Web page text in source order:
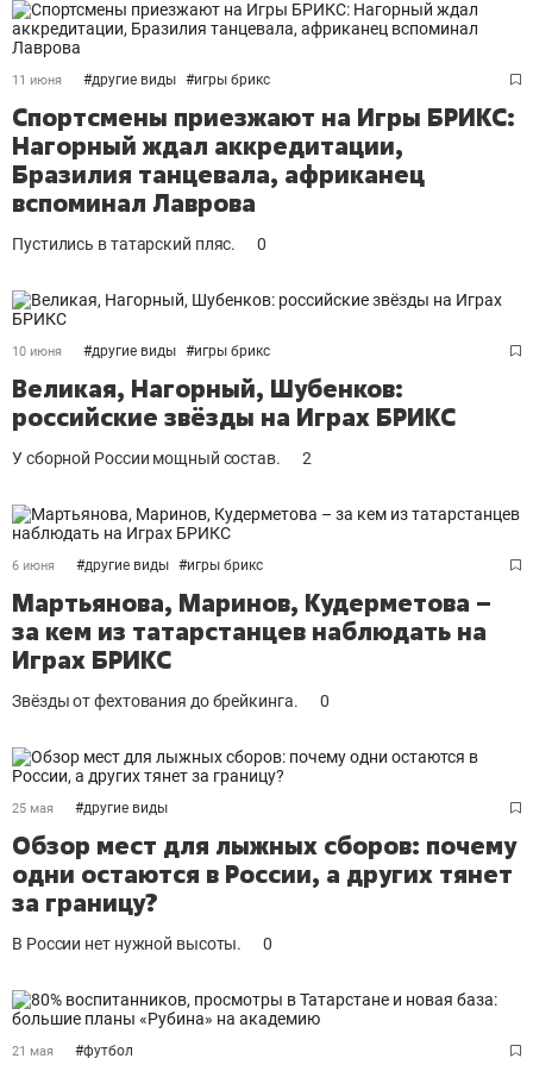
11 июня #другие виды #игры брикс
Спортсмены приезжают на Игры БРИКС:
Нагорный ждал аккредитации,
Бразилия танцевала, африканец
вспоминал Лаврова
Пустились в татарский пляс. 0
10 июня #другие виды #игры брикс
Великая, Нагорный, Шубенков:
российские звёзды на Играх БРИКС
У сборной России мощный состав. 2
6 июня #другие виды #игры брикс
Мартьянова, Маринов, Кудерметова –
за кем из татарстанцев наблюдать на
Играх БРИКС
Звёзды от фехтования до брейкинга. 0
25 мая #другие виды
Обзор мест для лыжных сборов: почему
одни остаются в России, а других тянет
за границу?
В России нет нужной высоты. 0
21 мая #футбол